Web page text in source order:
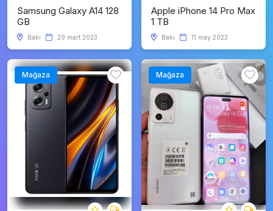
Samsung Galaxy A14 128
GB
Bakı 29 mart 2023
Apple iPhone 14 Pro Max
1 TB
Bakı 11 may 2023
Mağaza Mağaza